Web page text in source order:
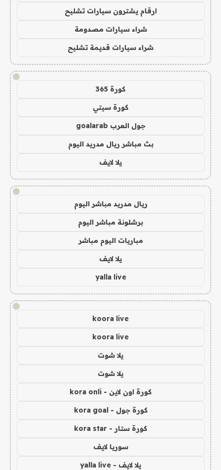
ارقام يشترون سيارات تشليح
شراء سيارات مصدومة
شراء سيارات قديمة تشليح
!
كورة 365
كورة سيتي
جول العرب goalarab
بث مباشر ريال مدريد اليوم
يلا لايف
!
ريال مدريد مباشر اليوم
برشلونة مباشر اليوم
مباريات اليوم مباشر
يلا لايف
yalla live
!
koora live
koora live
يلا شوت
يلا شوت
كورة اون لاين - kora onli
كورة جول - kora goal
كورة ستار - kora star
سوريا لايف
يلا لايف - yalla live